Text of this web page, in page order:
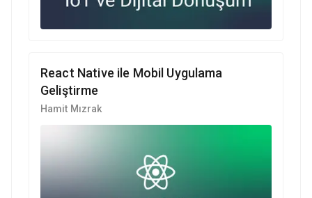
React Native ile Mobil Uygulama
Geliştirme
Hamit Mızrak